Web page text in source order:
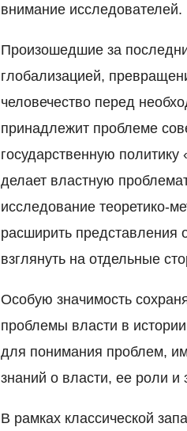
внимание исследователей.
Произошедшие за
глобализацией,
человечество перед
принадлежит проблеме
государственную
делает властную
исследование теоретико-
расширить
взглянуть на отдельные
Особую значимость
проблемы власти в
для понимания проблем,
знаний о власти, ее роли
В рамках классической